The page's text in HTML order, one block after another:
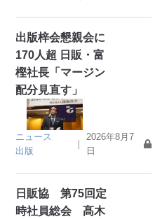
出版梓会懇親会に
170人超 日販・富
樫社長「マージン
配分見直す」
ニュース
出版
｜
2026年8月7
日
日販協 第75回定
時社員総会 髙木